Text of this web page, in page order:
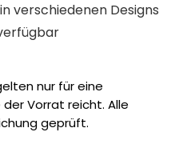
verschiedenen Designs
nur für eine
Vorrat reicht. Alle
geprüft.